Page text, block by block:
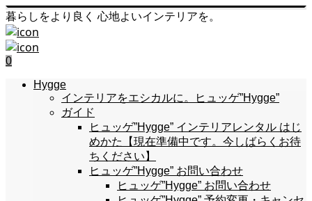
暮らしをより良く 心地よいインテリアを。
0
Hygge
インテリアをエシカルに。ヒュッゲ”Hygge”
ガイド
ヒュッゲ”Hygge” インテリアレンタル はじ
めかた【現在準備中です。今しばらくお待
ちください】
ヒュッゲ”Hygge” お問い合わせ
ヒュッゲ”Hygge” お問い合わせ